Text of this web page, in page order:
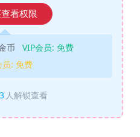
看权限
币 VIP会员: 免费
员: 免费
人解锁查看